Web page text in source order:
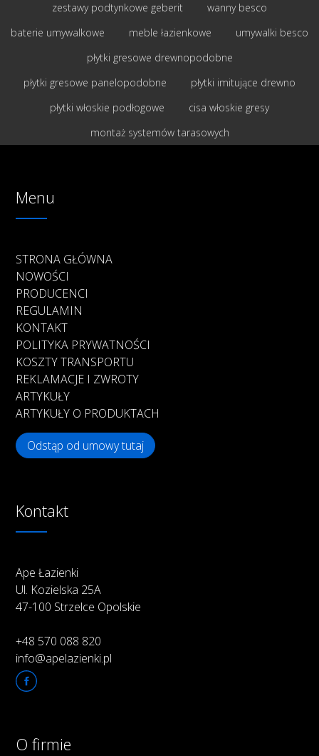
zestawy podtynkowe geberit
wanny besco
baterie umywalkowe
meble łazienkowe
umywalki besco
płytki gresowe drewnopodobne
płytki gresowe panelopodobne
płytki imitujące drewno
płytki włoskie podłogowe
cisa włoskie gresy
montaż systemów tarasowych
Menu
STRONA GŁÓWNA
NOWOŚCI
PRODUCENCI
REGULAMIN
KONTAKT
POLITYKA PRYWATNOŚCI
KOSZTY TRANSPORTU
REKLAMACJE I ZWROTY
ARTYKUŁY
ARTYKUŁY O PRODUKTACH
Odstąp od umowy tutaj
Kontakt
Ape Łazienki
Ul. Kozielska 25A
47-100 Strzelce Opolskie
+48 570 088 820
info@apelazienki.pl
O firmie